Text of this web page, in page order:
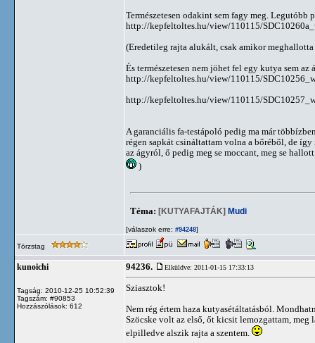
Természetesen odakint sem fagy meg. Legutóbb
http://kepfeltoltes.hu/view/110115/
(Eredetileg rajta alukált, csak amikor
És természetesen nem jöhet fel egy kutya sem
http://kepfeltoltes.hu/view/110115/
http://kepfeltoltes.hu/view/110115/
A garanciális fa-testápoló pedig ma már
régen sapkát csináltattam volna a bőréből, de
az ágyról, ő pedig meg se moccant, meg se
)
Téma: [KUTYAFAJTÁK] Mudi
[válaszok erre: #94248]
Törzstag
kunoichi
Tagság: 2010-12-25 10:52:39
Tagszám: #90853
Hozzászólások: 612
94236. Elküldve: 2011-01-15 17:33:13
Sziasztok!
Nem rég értem haza kutyasétáltatásból.
Szöcske volt az első, őt kicsit lemozgattam,
elpilledve alszik rajta a szentem.